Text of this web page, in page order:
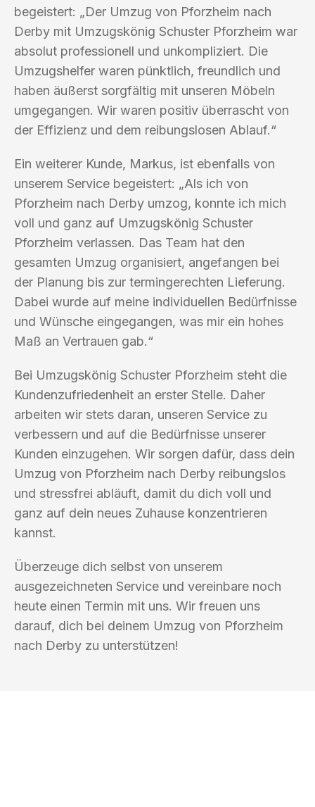
begeistert: „Der Umzug von Pforzheim nach
Derby mit Umzugskönig Schuster Pforzheim war
absolut professionell und unkompliziert. Die
Umzugshelfer waren pünktlich, freundlich und
haben äußerst sorgfältig mit unseren Möbeln
umgegangen. Wir waren positiv überrascht von
der Effizienz und dem reibungslosen Ablauf.“
Ein weiterer Kunde, Markus, ist ebenfalls von
unserem Service begeistert: „Als ich von
Pforzheim nach Derby umzog, konnte ich mich
voll und ganz auf Umzugskönig Schuster
Pforzheim verlassen. Das Team hat den
gesamten Umzug organisiert, angefangen bei
der Planung bis zur termingerechten Lieferung.
Dabei wurde auf meine individuellen Bedürfnisse
und Wünsche eingegangen, was mir ein hohes
Maß an Vertrauen gab.“
Bei Umzugskönig Schuster Pforzheim steht die
Kundenzufriedenheit an erster Stelle. Daher
arbeiten wir stets daran, unseren Service zu
verbessern und auf die Bedürfnisse unserer
Kunden einzugehen. Wir sorgen dafür, dass dein
Umzug von Pforzheim nach Derby reibungslos
und stressfrei abläuft, damit du dich voll und
ganz auf dein neues Zuhause konzentrieren
kannst.
Überzeuge dich selbst von unserem
ausgezeichneten Service und vereinbare noch
heute einen Termin mit uns. Wir freuen uns
darauf, dich bei deinem Umzug von Pforzheim
nach Derby zu unterstützen!